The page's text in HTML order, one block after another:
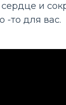
и
-то для вас.